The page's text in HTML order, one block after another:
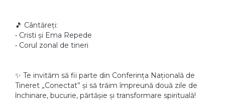
🎵 Cântăreți:
• Cristi și Ema Repede
• Corul zonal de tineri
✨ Te invităm să fii parte din Conferința Națională de
Tineret „Conectat” și să trăim împreună două zile de
închinare, bucurie, părtășie și transformare spirituală!